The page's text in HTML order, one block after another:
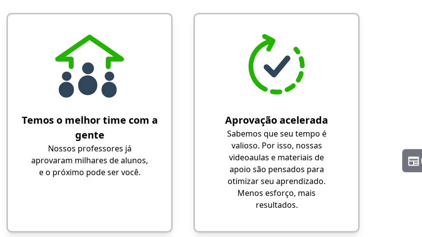
Temos o melhor time com a
gente
Nossos professores já
aprovaram milhares de alunos,
e o próximo pode ser você.
Aprovação acelerada
Sabemos que seu tempo é
valioso. Por isso, nossas
videoaulas e materiais de
apoio são pensados para
otimizar seu aprendizado.
Menos esforço, mais
resultados.